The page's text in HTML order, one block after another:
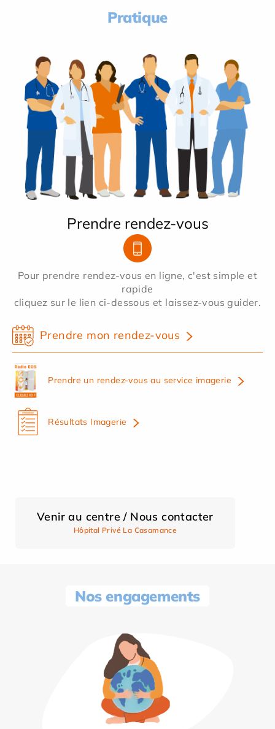
Pratique
Prendre rendez-vous
Pour prendre rendez-vous en ligne, c'est simple et
rapide
cliquez sur le lien ci-dessous et laissez-vous guider.
Prendre mon rendez-vous
Prendre un rendez-vous au service imagerie
Résultats Imagerie
Venir au centre / Nous contacter
Hôpital Privé La Casamance
Nos engagements